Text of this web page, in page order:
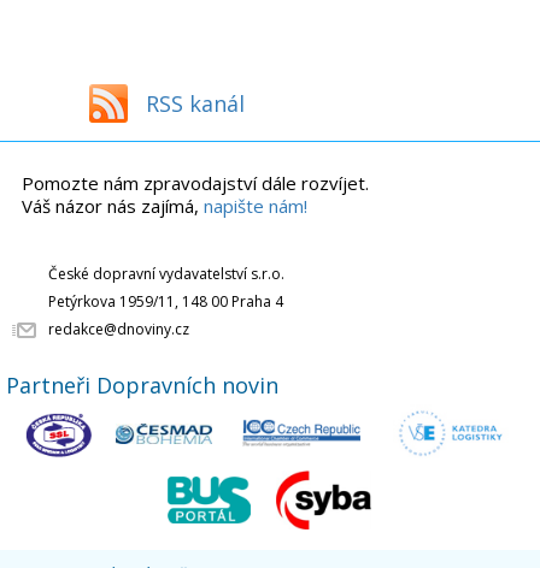
RSS kanál
Pomozte nám zpravodajství dále rozvíjet.
Váš názor nás zajímá, napište nám!
České dopravní vydavatelství s.r.o.
Petýrkova 1959/11, 148 00 Praha 4
redakce@dnoviny.cz
Partneři Dopravních novin